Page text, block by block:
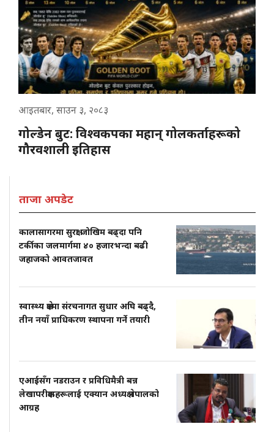
आइतबार, साउन ३, २०८३
गोल्डेन बुट: विश्वकपका महान् गोलकर्ताहरूको
गौरवशाली इतिहास
ताजा अपडेट
कालासागरमा सुरक्षा जोखिम बढ्दा पनि
टर्कीका जलमार्गमा ४० हजारभन्दा बढी
जहाजको आवतजावत
स्वास्थ्य क्षेत्रमा संरचनागत सुधार अघि बढ्दै,
तीन नयाँ प्राधिकरण स्थापना गर्ने तयारी
एआईसँग नडराउन र प्रविधिमैत्री बन्न
लेखापरीक्षकहरूलाई एक्यान अध्यक्ष नेपालको
आग्रह